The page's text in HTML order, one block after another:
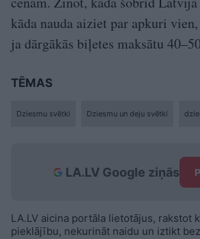
kāda nauda aiziet par apkuri
ja dārgākās biļetes maksātu
TĒMAS
Dziesmu svētki Dziesmu un deju svētki
LA.LV Google ziņās
LA.LV aicina portāla lietotājus, rakstot
pieklājību, nekurināt naidu un iztikt